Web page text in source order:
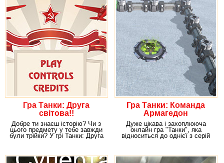
Гра Танки: Друга
світова!!
Добре ти знаєш історію? Чи з
цього предмету у тебе завжди
були трійки? У грі Танки: Друга
Гра Танки: Команда
Армагедон
Дуже цікава і захоплююча
онлайн гра "Танки", яка
відноситься до однієї з серій